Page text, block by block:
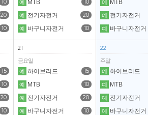
10
20
10
10
예
MTB
20
예 전기자전거
10
예 바구니자전거
예
MTB
예 전기자전거
예 바구니자전거
15
10
20
10
21
금요일
15
예 하이브리드
10
예
MTB
20
예 전기자전거
10
예 바구니자전거
22
주말
예 하이브리드
예
MTB
예 전기자전거
예 바구니자전거